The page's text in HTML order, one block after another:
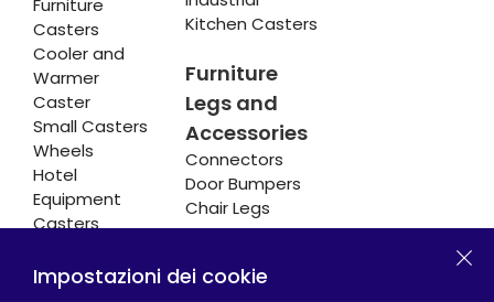
Furniture
Casters
Cooler and
Warmer
Caster
Small Casters
Wheels
Hotel
Equipment
Casters
Kitchen Casters
Furniture
Legs and
Accessories
Connectors
Door Bumpers
Chair Legs
Impostazioni dei cookie